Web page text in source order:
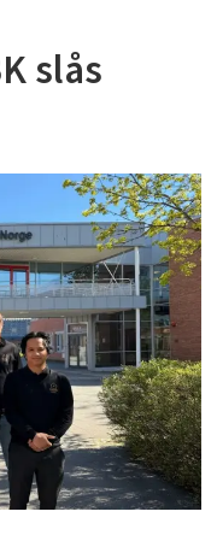
slås